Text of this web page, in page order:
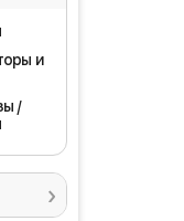
и
/